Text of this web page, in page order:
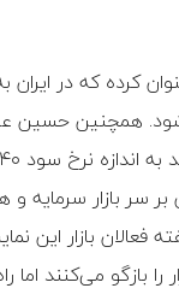
کرده که در ایران
همچنین حسین
بر سر بازار
بازار این
بازگو می‌کنند اما